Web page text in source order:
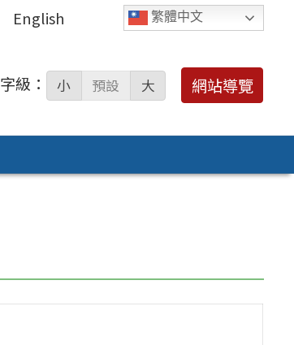
繁體中文
English
字級： 小 預設 大 網站導覽